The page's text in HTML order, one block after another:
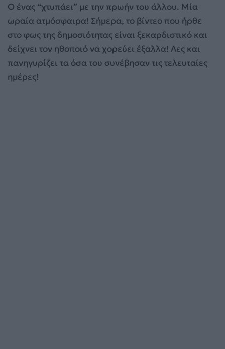
Ο ένας “χτυπάει” με την πρωήν του άλλου. Μία
ωραία ατμόσφαιρα! Σήμερα, το βίντεο που ήρθε
στο φως της δημοσιότητας είναι ξεκαρδιστικό και
δείχνει τον ηθοποιό να χορεύει έξαλλα! Λες και
πανηγυρίζει τα όσα του συνέβησαν τις τελευταίες
ημέρες!